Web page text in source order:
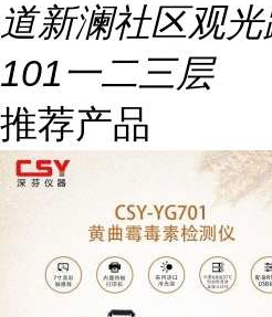
道新澜社区观
101一二三层
推荐产品